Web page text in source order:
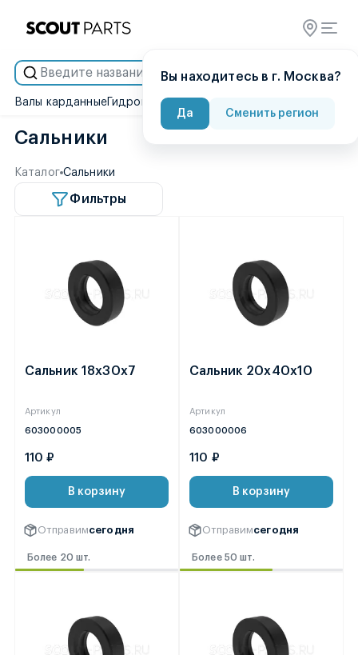
Вы находитесь в г. Москва?
Да Сменить регион
Умный подбор
Валы карданныеГидронасосы Гидроцилиндры
Сальники
Каталог Сальники
Фильтры
Сальник 18х30х7
Артикул
603000005
110 ₽
В корзину
Отправимсегодня
Более 20 шт.
Сальник 20х40х10
Артикул
603000006
110 ₽
В корзину
Отправимсегодня
Более 50 шт.